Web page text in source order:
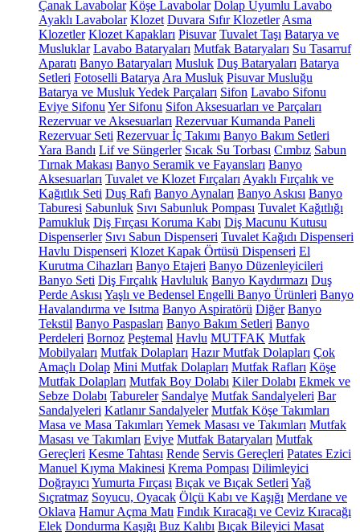
Çanak Lavabolar Köşe Lavabolar Dolap Uyumlu Lavabo
Ayaklı Lavabolar Klozet Duvara Sıfır Klozetler Asma
Klozetler Klozet Kapakları Pisuvar Tuvalet Taşı Batarya ve
Musluklar Lavabo Bataryaları Mutfak Bataryaları Su Tasarruf
Aparatı Banyo Bataryaları Musluk Duş Bataryaları Batarya
Setleri Fotoselli Batarya Ara Musluk Pisuvar Musluğu
Batarya ve Musluk Yedek Parçaları Sifon Lavabo Sifonu
Eviye Sifonu Yer Sifonu Sifon Aksesuarları ve Parçaları
Rezervuar ve Aksesuarları Rezervuar Kumanda Paneli
Rezervuar Seti Rezervuar İç Takımı Banyo Bakım Setleri
Yara Bandı Lif ve Süngerler Sıcak Su Torbası Cımbız Sabun
Tırnak Makası Banyo Seramik ve Fayansları Banyo
Aksesuarları Tuvalet ve Klozet Fırçaları Ayaklı Fırçalık ve
Kağıtlık Seti Duş Rafı Banyo Aynaları Banyo Askısı Banyo
Taburesi Sabunluk Sıvı Sabunluk Pompası Tuvalet Kağıtlığı
Pamukluk Diş Fırçası Koruma Kabı Diş Macunu Kutusu
Dispenserler Sıvı Sabun Dispenseri Tuvalet Kağıdı Dispenseri
Havlu Dispenseri Klozet Kapak Örtüsü Dispenseri El
Kurutma Cihazları Banyo Etajeri Banyo Düzenleyicileri
Banyo Seti Diş Fırçalık Havluluk Banyo Kaydırmazı Duş
Perde Askısı Yaşlı ve Bedensel Engelli Banyo Ürünleri Banyo
Havalandırma ve Isıtma Banyo Aspiratörü Diğer Banyo
Tekstil Banyo Paspasları Banyo Bakım Setleri Banyo
Perdeleri Bornoz Peştemal Havlu MUTFAK Mutfak
Mobilyaları Mutfak Dolapları Hazır Mutfak Dolapları Çok
Amaçlı Dolap Mini Mutfak Dolapları Mutfak Rafları Köşe
Mutfak Dolapları Mutfak Boy Dolabı Kiler Dolabı Ekmek ve
Sebze Dolabı Tabureler Sandalye Mutfak Sandalyeleri Bar
Sandalyeleri Katlanır Sandalyeler Mutfak Köşe Takımları
Masa ve Masa Takımları Yemek Masası ve Takımları Mutfak
Masası ve Takımları Eviye Mutfak Bataryaları Mutfak
Gereçleri Kesme Tahtası Rende Servis Gereçleri Patates Ezici
Manuel Kıyma Makinesi Krema Pompası Dilimleyici
Doğrayıcı Yumurta Fırçası Bıçak ve Bıçak Setleri Yağ
Sıçratmaz Soyucu, Oyacak Ölçü Kabı ve Kaşığı Merdane ve
Oklava Hamur Açma Matı Fındık Kıracağı ve Ceviz Kıracağı
Elek Dondurma Kaşığı Buz Kalıbı Bıçak Bileyici Masat